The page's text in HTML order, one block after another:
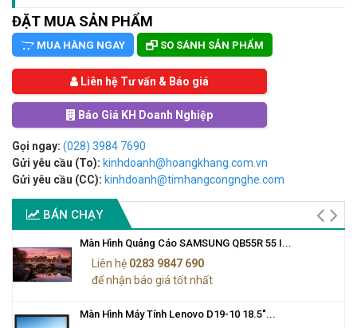
ĐẶT MUA SẢN PHẨM
MUA HÀNG NGAY SO SÁNH SẢN PHẨM
Liên hệ Tư vấn & Báo giá
Báo Giá KH Doanh Nghiệp
Gọi ngay: (028) 3984 7690
Gửi yêu cầu (To): kinhdoanh@hoangkhang.com.vn
Gửi yêu cầu (CC): kinhdoanh@timhangcongnghe.com
BÁN CHẠY
Màn Hình Quảng Cáo SAMSUNG QB55R 55 I...
Liên hệ 0283 9847 690
để nhận báo giá tốt nhất
Màn Hình Máy Tính Lenovo D19-10 18.5"...